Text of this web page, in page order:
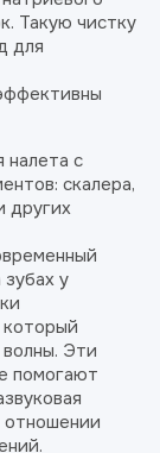
Такую чистку
для
налета с
скалера,
других
у
который
Эти
помогают
отношении